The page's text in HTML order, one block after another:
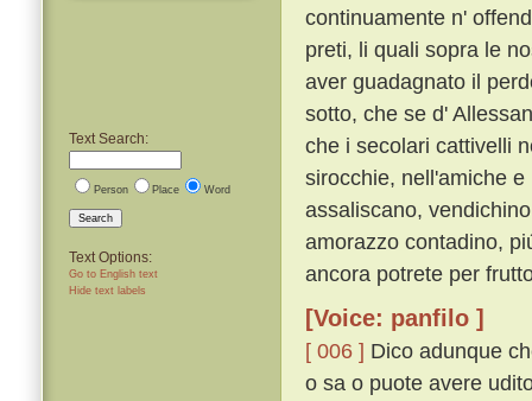
Text Search:
Person Place Word
Search
Text Options:
Go to English text
Hide text labels
continuamente n'
preti, li quali sopra le
aver guadagnato il
sotto, che se d'
che i secolari cattivelli
sirocchie, nell'amiche
assaliscano,
amorazzo contadino,
ancora potrete per
[Voice: panfilo ]
[ 006 ] Dico adunque
o sa o puote avere